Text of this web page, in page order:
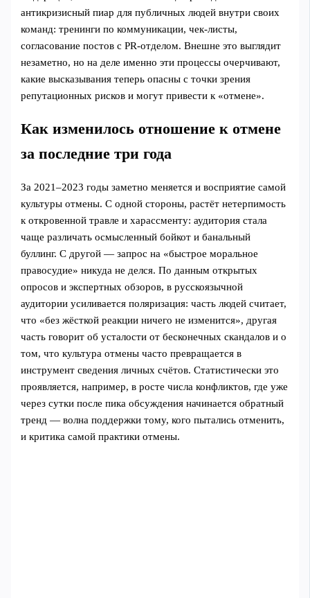
антикризисный пиар для публичных людей внутри своих
команд: тренинги по коммуникации, чек-листы,
согласование постов с PR‑отделом. Внешне это выглядит
незаметно, но на деле именно эти процессы очерчивают,
какие высказывания теперь опасны с точки зрения
репутационных рисков и могут привести к «отмене».
Как изменилось отношение к отмене
за последние три года
За 2021–2023 годы заметно меняется и восприятие самой
культуры отмены. С одной стороны, растёт нетерпимость
к откровенной травле и харассменту: аудитория стала
чаще различать осмысленный бойкот и банальный
буллинг. С другой — запрос на «быстрое моральное
правосудие» никуда не делся. По данным открытых
опросов и экспертных обзоров, в русскоязычной
аудитории усиливается поляризация: часть людей считает,
что «без жёсткой реакции ничего не изменится», другая
часть говорит об усталости от бесконечных скандалов и о
том, что культура отмены часто превращается в
инструмент сведения личных счётов. Статистически это
проявляется, например, в росте числа конфликтов, где уже
через сутки после пика обсуждения начинается обратный
тренд — волна поддержки тому, кого пытались отменить,
и критика самой практики отмены.